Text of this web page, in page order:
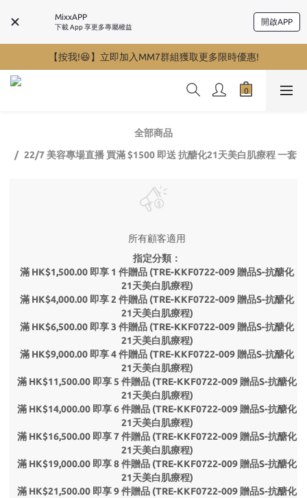
MixxAPP
下載 App 享更多專屬權益
開啟APP
【按我!😆】立即加入MM7群組獲取更多限時優惠!
全部商品
22/7 美容專場直播 買滿 $1500 即送 抗醣化21天美白肌療程 一套
所有顧客適用
指定分類：
滿 HK$1,500.00 即享 1 件贈品 (TRE-KKF0722-009 贈品S-抗醣化
21天美白肌療程)
滿 HK$4,000.00 即享 2 件贈品 (TRE-KKF0722-009 贈品S-抗醣化
21天美白肌療程)
滿 HK$6,500.00 即享 3 件贈品 (TRE-KKF0722-009 贈品S-抗醣化
21天美白肌療程)
滿 HK$9,000.00 即享 4 件贈品 (TRE-KKF0722-009 贈品S-抗醣化
21天美白肌療程)
滿 HK$11,500.00 即享 5 件贈品 (TRE-KKF0722-009 贈品S-抗醣化
21天美白肌療程)
滿 HK$14,000.00 即享 6 件贈品 (TRE-KKF0722-009 贈品S-抗醣化
21天美白肌療程)
滿 HK$16,500.00 即享 7 件贈品 (TRE-KKF0722-009 贈品S-抗醣化
21天美白肌療程)
滿 HK$19,000.00 即享 8 件贈品 (TRE-KKF0722-009 贈品S-抗醣化
21天美白肌療程)
滿 HK$21,500.00 即享 9 件贈品 (TRE-KKF0722-009 贈品S-抗醣化